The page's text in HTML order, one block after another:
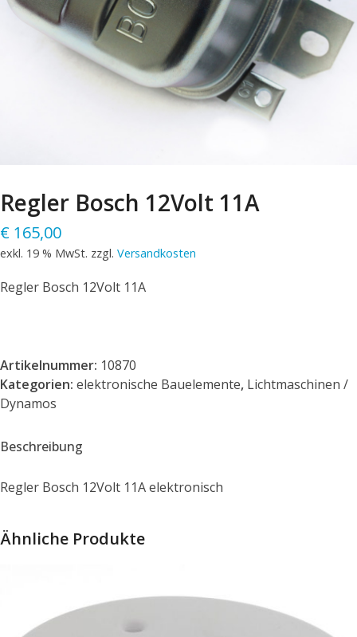
Regler Bosch 12Volt 11A
€ 165,00
exkl. 19 % MwSt. zzgl. Versandkosten
Regler Bosch 12Volt 11A
Artikelnummer: 10870
Kategorien: elektronische Bauelemente, Lichtmaschinen /
Dynamos
Beschreibung
Regler Bosch 12Volt 11A elektronisch
Ähnliche Produkte